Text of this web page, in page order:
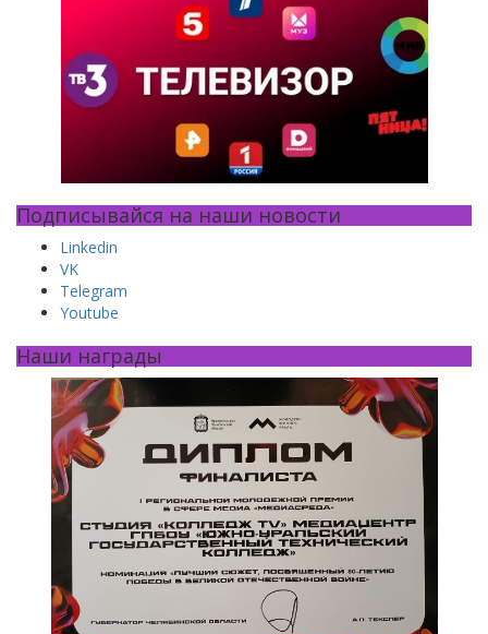
Подписывайся на наши новости
Linkedin
VK
Telegram
Youtube
Наши награды